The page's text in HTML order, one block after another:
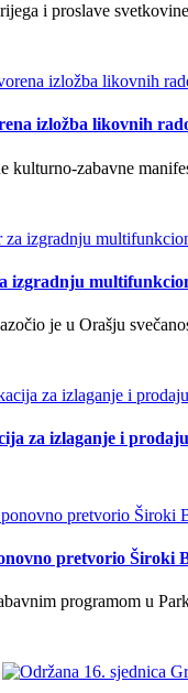
i proslave
izložba likovnih
kulturno-zabavne
izgradnju
je u Orašju
za izlaganje i
pretvorio Široki
programom u